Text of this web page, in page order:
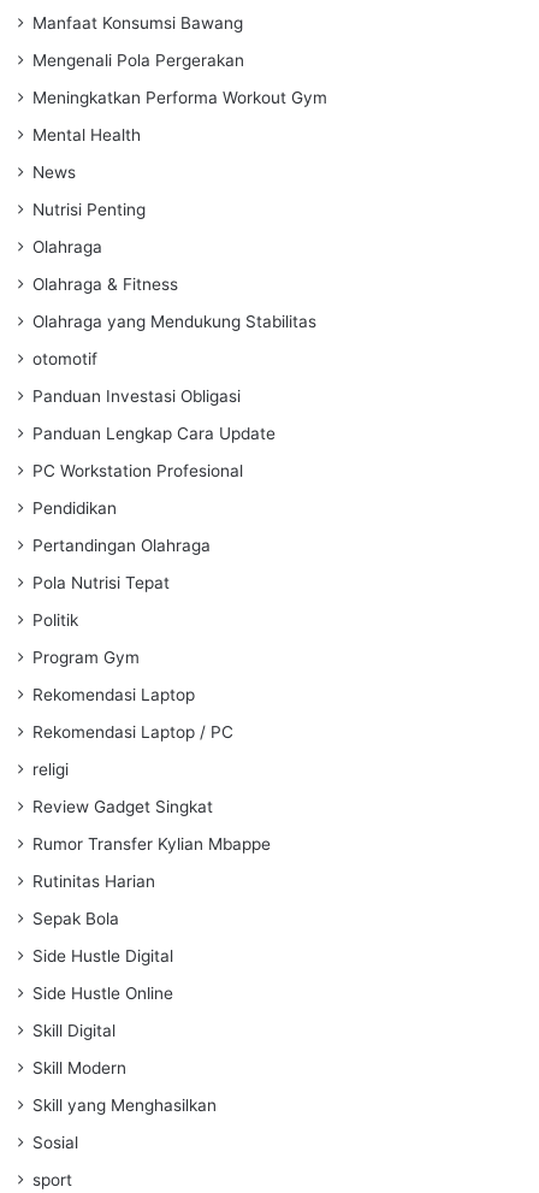
Manfaat Konsumsi Bawang
Mengenali Pola Pergerakan
Meningkatkan Performa Workout Gym
Mental Health
News
Nutrisi Penting
Olahraga
Olahraga & Fitness
Olahraga yang Mendukung Stabilitas
otomotif
Panduan Investasi Obligasi
Panduan Lengkap Cara Update
PC Workstation Profesional
Pendidikan
Pertandingan Olahraga
Pola Nutrisi Tepat
Politik
Program Gym
Rekomendasi Laptop
Rekomendasi Laptop / PC
religi
Review Gadget Singkat
Rumor Transfer Kylian Mbappe
Rutinitas Harian
Sepak Bola
Side Hustle Digital
Side Hustle Online
Skill Digital
Skill Modern
Skill yang Menghasilkan
Sosial
sport